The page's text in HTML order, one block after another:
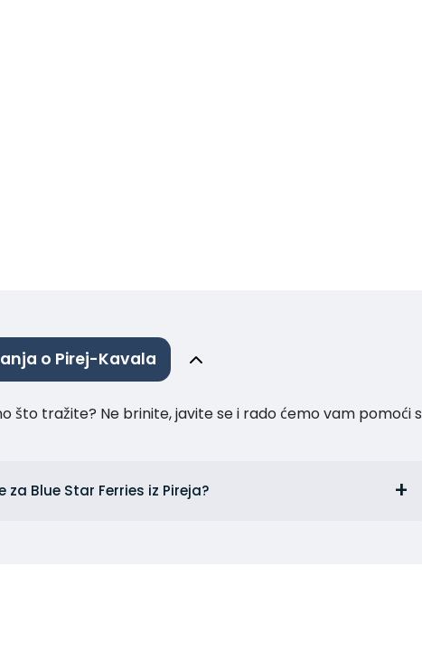
o Pirej-Kavala
što tražite? Ne brinite, javite se i rado ćemo vam pomoći s
za Blue Star Ferries iz Pireja?